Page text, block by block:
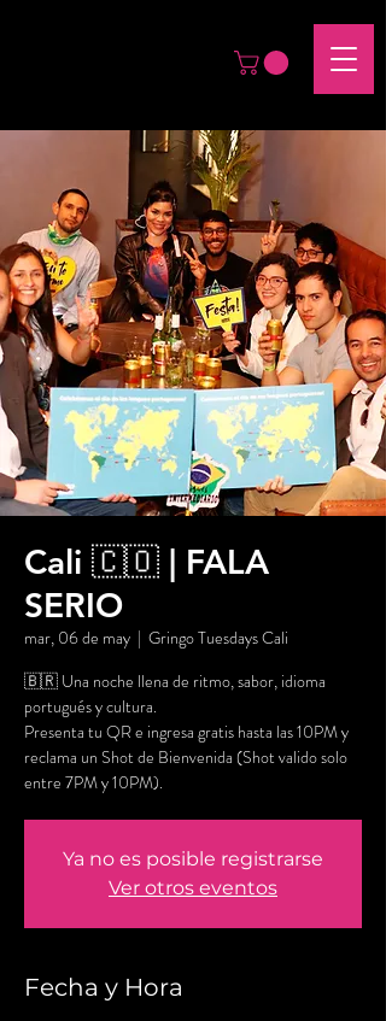
Cali 🇨🇴 | FALA
SERIO
mar, 06 de may
  |
Gringo Tuesdays Cali
🇧🇷 Una noche llena de ritmo, sabor, idioma
portugués y cultura.
Presenta tu QR e ingresa gratis hasta las 10PM y
reclama un Shot de Bienvenida (Shot valido solo
entre 7PM y 10PM).
Ya no es posible registrarse
Ver otros eventos
Fecha y Hora